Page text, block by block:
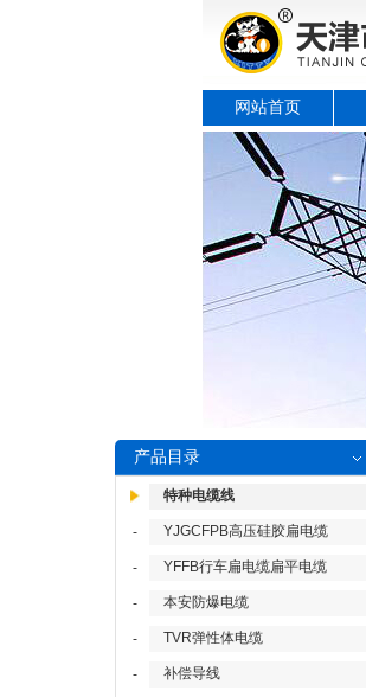
网站首页
产品目录
特种电缆线
- YJGCFPB高压硅胶扁电缆
- YFFB行车扁电缆扁平电缆
- 本安防爆电缆
- TVR弹性体电缆
- 补偿导线